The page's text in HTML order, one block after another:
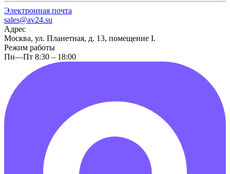
Электронная почта
sales@av24.su
Адрес
Москва, ул. Планетная, д. 13, помещение I.
Режим работы
Пн—Пт 8:30 – 18:00